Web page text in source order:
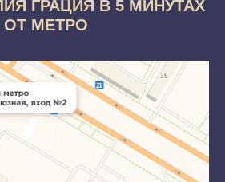
ГРАЦИЯ В 5 МИНУТАХ
ОТ МЕТРО